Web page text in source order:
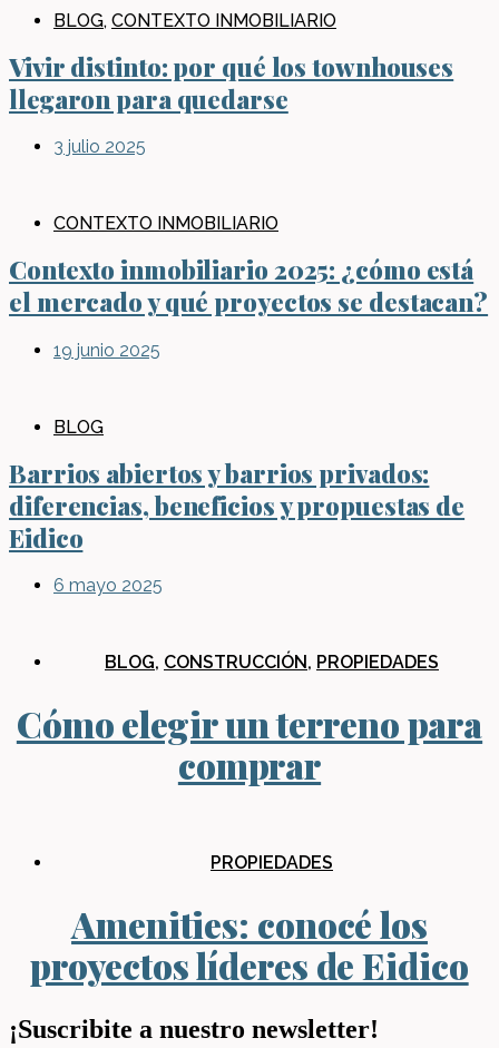
BLOG, CONTEXTO INMOBILIARIO
Vivir distinto: por qué los townhouses
llegaron para quedarse
3 julio 2025
CONTEXTO INMOBILIARIO
Contexto inmobiliario 2025: ¿cómo está
el mercado y qué proyectos se destacan?
19 junio 2025
BLOG
Barrios abiertos y barrios privados:
diferencias, beneficios y propuestas de
Eidico
6 mayo 2025
BLOG, CONSTRUCCIÓN , PROPIEDADES
Cómo elegir un terreno para
comprar
PROPIEDADES
Amenities: conocé los
proyectos líderes de Eidico
¡Suscribite a nuestro newsletter!